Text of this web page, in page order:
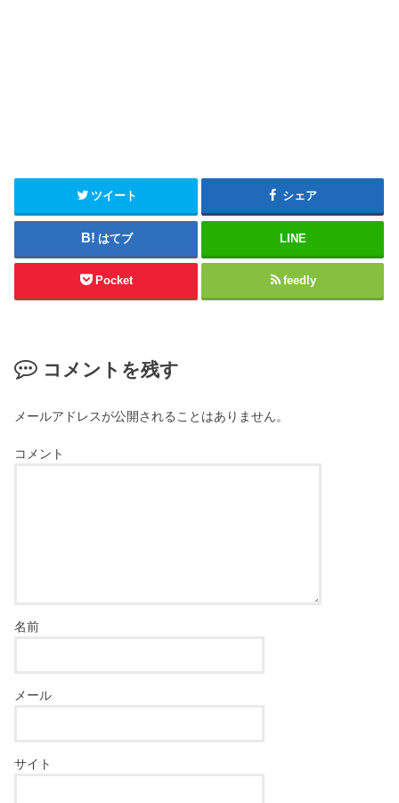
ツイート シェア
はてブ LINE
Pocket feedly
コメントを残す
メールアドレスが公開されることはありません。
コメント
名前
メール
サイト